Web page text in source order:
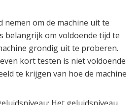
nemen om de machine uit te
belangrijk om voldoende tijd te
grondig uit te proberen.
kort testen is niet voldoende
te krijgen van hoe de machine